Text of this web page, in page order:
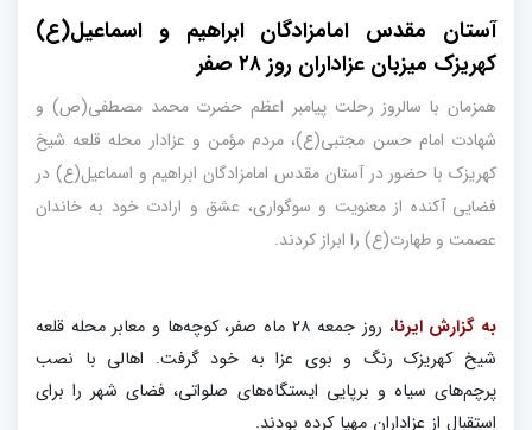
آستان مقدس امامزادگان ابراهیم و اسماعیل(ع)
کهریزک میزبان عزاداران روز ۲۸ صفر
همزمان با سالروز رحلت پیامبر اعظم حضرت محمد مصطفی(ص) و
شهادت امام حسن مجتبی(ع)، مردم مؤمن و عزادار محله قلعه شیخ
کهریزک با حضور در آستان مقدس امامزادگان ابراهیم و اسماعیل(ع) در
فضایی آکنده از معنویت و سوگواری، عشق و ارادت خود به خاندان
عصمت و طهارت(ع) را ابراز کردند.
به گزارش ایرنا
، روز جمعه ۲۸ ماه صفر، کوچه‌ها و معابر محله قلعه
شیخ کهریزک رنگ و بوی عزا به خود گرفت. اهالی با نصب
پرچم‌های سیاه و برپایی ایستگاه‌های صلواتی، فضای شهر را برای
استقبال از عزاداران مهیا کرده بودند.